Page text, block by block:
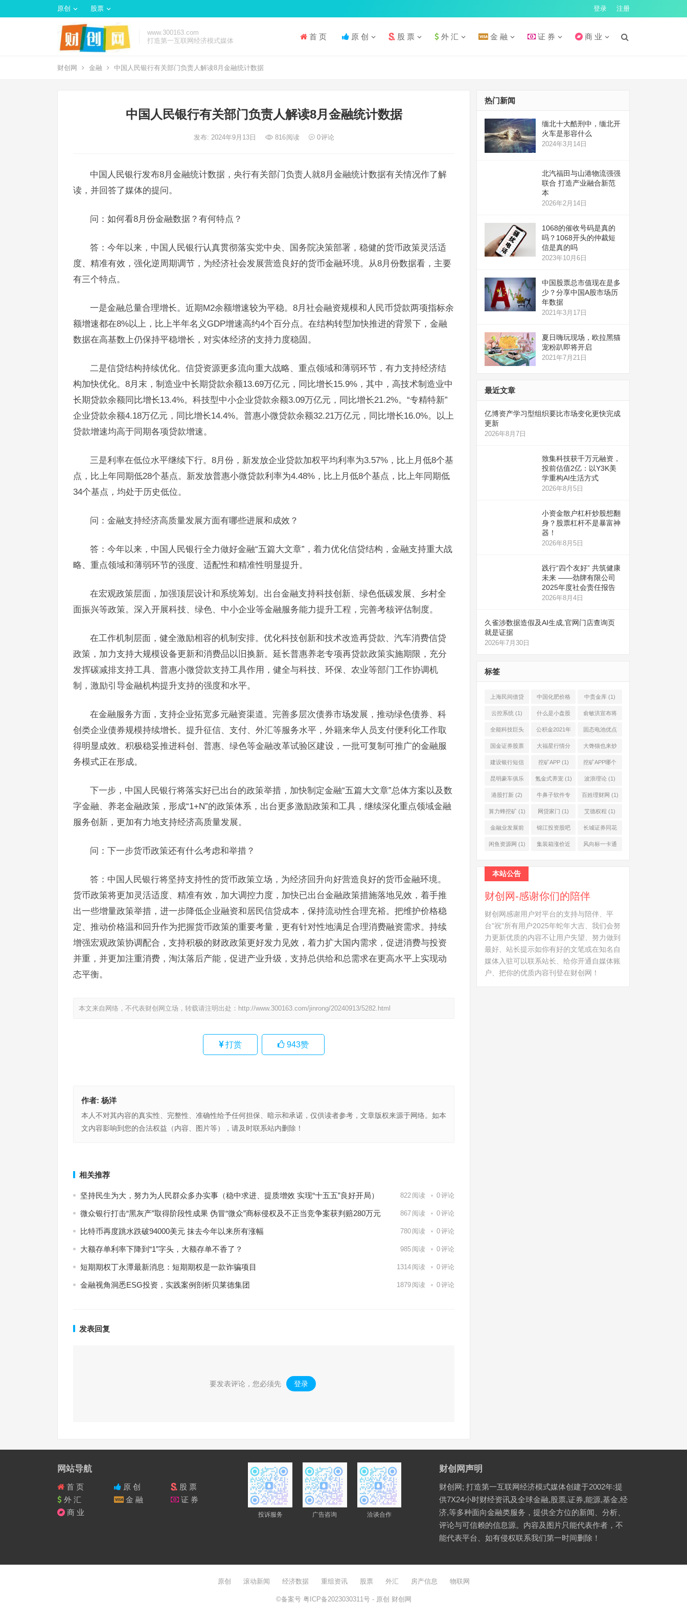
原创 股票 登录 注册
www.300163.com
打造第一互联网经济模式媒体
首 页 原 创 股 票 外 汇 金 融 证 券 商 业
财创网 金融 中国人民银行有关部门负责人解读8月金融统计数据
中国人民银行有关部门负责人解读8月金融统计数据
发布: 2024年9月13日 816阅读 0评论
中国人民银行发布8月金融统计数据，央行有关部门负责人就8月金融统计数据有关情况作了解
读，并回答了媒体的提问。
问：如何看8月份金融数据？有何特点？
答：今年以来，中国人民银行认真贯彻落实党中央、国务院决策部署，稳健的货币政策灵活适
度、精准有效，强化逆周期调节，为经济社会发展营造良好的货币金融环境。从8月份数据看，主要
有三个特点。
一是金融总量合理增长。近期M2余额增速较为平稳。8月社会融资规模和人民币贷款两项指标余
额增速都在8%以上，比上半年名义GDP增速高约4个百分点。在结构转型加快推进的背景下，金融
数据在高基数上仍保持平稳增长，对实体经济的支持力度稳固。
二是信贷结构持续优化。信贷资源更多流向重大战略、重点领域和薄弱环节，有力支持经济结
构加快优化。8月末，制造业中长期贷款余额13.69万亿元，同比增长15.9%，其中，高技术制造业中
长期贷款余额同比增长13.4%。科技型中小企业贷款余额3.09万亿元，同比增长21.2%。“专精特新”
企业贷款余额4.18万亿元，同比增长14.4%。普惠小微贷款余额32.21万亿元，同比增长16.0%。以上
贷款增速均高于同期各项贷款增速。
三是利率在低位水平继续下行。8月份，新发放企业贷款加权平均利率为3.57%，比上月低8个基
点，比上年同期低28个基点。新发放普惠小微贷款利率为4.48%，比上月低8个基点，比上年同期低
34个基点，均处于历史低位。
问：金融支持经济高质量发展方面有哪些进展和成效？
答：今年以来，中国人民银行全力做好金融“五篇大文章”，着力优化信贷结构，金融支持重大战
略、重点领域和薄弱环节的强度、适配性和精准性明显提升。
在宏观政策层面，加强顶层设计和系统筹划。出台金融支持科技创新、绿色低碳发展、乡村全
面振兴等政策。深入开展科技、绿色、中小企业等金融服务能力提升工程，完善考核评估制度。
在工作机制层面，健全激励相容的机制安排。优化科技创新和技术改造再贷款、汽车消费信贷
政策，加力支持大规模设备更新和消费品以旧换新。延长普惠养老专项再贷款政策实施期限，充分
发挥碳减排支持工具、普惠小微贷款支持工具作用，健全与科技、环保、农业等部门工作协调机
制，激励引导金融机构提升支持的强度和水平。
在金融服务方面，支持企业拓宽多元融资渠道。完善多层次债券市场发展，推动绿色债券、科
创类企业债券规模持续增长。提升征信、支付、外汇等服务水平，外籍来华人员支付便利化工作取
得明显成效。积极稳妥推进科创、普惠、绿色等金融改革试验区建设，一批可复制可推广的金融服
务模式正在形成。
下一步，中国人民银行将落实好已出台的政策举措，加快制定金融“五篇大文章”总体方案以及数
字金融、养老金融政策，形成“1+N”的政策体系，出台更多激励政策和工具，继续深化重点领域金融
服务创新，更加有力地支持经济高质量发展。
问：下一步货币政策还有什么考虑和举措？
答：中国人民银行将坚持支持性的货币政策立场，为经济回升向好营造良好的货币金融环境。
货币政策将更加灵活适度、精准有效，加大调控力度，加快已出台金融政策措施落地见效，着手推
出一些增量政策举措，进一步降低企业融资和居民信贷成本，保持流动性合理充裕。把维护价格稳
定、推动价格温和回升作为把握货币政策的重要考量，更有针对性地满足合理消费融资需求。持续
增强宏观政策协调配合，支持积极的财政政策更好发力见效，着力扩大国内需求，促进消费与投资
并重，并更加注重消费，淘汰落后产能，促进产业升级，支持总供给和总需求在更高水平上实现动
态平衡。
本文来自网络，不代表财创网立场，转载请注明出处： http://www.300163.com/jinrong/20240913/5282.html
打赏 943赞
作者: 杨洋
本人不对其内容的真实性、完整性、准确性给予任何担保、暗示和承诺，仅供读者参考，文章版权来源于网络。如本
文内容影响到您的合法权益（内容、图片等），请及时联系站内删除！
相关推荐
坚持民生为大，努力为人民群众多办实事（稳中求进、提质增效 实现“十五五”良好开局） 822 阅读 0评论
微众银行打击“黑灰产”取得阶段性成果 伪冒“微众”商标侵权及不正当竞争案获判赔280万元 867 阅读 0评论
比特币再度跳水跌破94000美元 抹去今年以来所有涨幅 780 阅读 0评论
大额存单利率下降到“1”字头，大额存单不香了？ 985 阅读 0评论
短期期权丁永潭最新消息：短期期权是一款诈骗项目 1314 阅读 0评论
金融视角洞悉ESG投资，实践案例剖析贝莱德集团 1879 阅读 0评论
发表回复
要发表评论，您必须先 登录 。
热门新闻
缅北十大酷刑中，缅北开
火车是形容什么
2024年3月14日
北汽福田与山港物流强强
联合 打造产业融合新范
本
2026年2月14日
1068的催收号码是真的
吗？1068开头的仲裁短
信是真的吗
2023年10月6日
中国股票总市值现在是多
少？分享中国A股市场历
年数据
2021年3月17日
夏日嗨玩现场，欧拉黑猫
宠粉趴即将开启
2021年7月21日
最近文章
亿博资产学习型组织要比市场变化更快完成
更新
2026年8月7日
致集科技获千万元融资，
投前估值2亿：以Y3K美
学重构AI生活方式
2026年8月5日
小资金散户杠杆炒股想翻
身？股票杠杆不是暴富神
器！
2026年8月5日
践行“四个友好” 共筑健康
未来 ——劲牌有限公司
2025年度社会责任报告
2026年8月4日
久雀涉数据造假及AI生成,官网门店查询页
就是证据
2026年7月30日
标签
上海民间借贷
公司(1)
中国化肥价格
网(1)
中贵金库 (1)
云控系统 (1) 什么是小盘股
(2)
俞敏洪宣布将
退休(1)
全能科技巨头
(1)
公积金2021年
起不允许提取
固态电池优点
(1)
国金证券股票
(2)
大福星行情分
析系统(1)
大馋猫也来炒
股票(1)
建设银行短信
服务费(1)
挖矿APP(1) 挖矿APP哪个
靠谱(1)
昆明豪车俱乐
部(1)
氪金式养宠(1) 波浪理论 (1)
港股打新 (2) 牛鼻子软件专
业版(1)
百姓理财网 (1)
算力蜂挖矿(1) 网贷家门 (1) 艾德权程 (1)
金融业发展前
景(1)
锦江投资股吧
(1)
长城证券同花
顺(1)
闲鱼资源网 (1) 集装箱涨价近 风向标一卡通
本站公告
财创网-感谢你们的陪伴
财创网感谢用户对平台的支持与陪伴、平
台"祝"所有用户2025年蛇年大吉、我们会努
力更新优质的内容不让用户失望、努力做到
最好、站长提示如你有好的文笔或在知名自
媒体入驻可以联系站长、给你开通自媒体账
户、把你的优质内容刊登在财创网！
网站导航
首 页 原 创
股 票
外 汇
金 融
证 券
商 业
投诉服务 广告咨询 洽谈合作
财创网声明
财创网; 打造第一互联网经济模式媒体创建于2002年:提
供7X24小时财经资讯及全球金融,股票,证券,能源,基金,经
济,等多种面向金融类服务，提供全方位的新闻、分析、
评论与可信赖的信息源。内容及图片只能代表作者，不
能代表平台、如有侵权联系我们第一时间删除！
原创 滚动新闻 经济数据 重组资讯 股票 外汇 房产信息 物联网
©备案号 粤ICP备2023030311号 - 原创 财创网